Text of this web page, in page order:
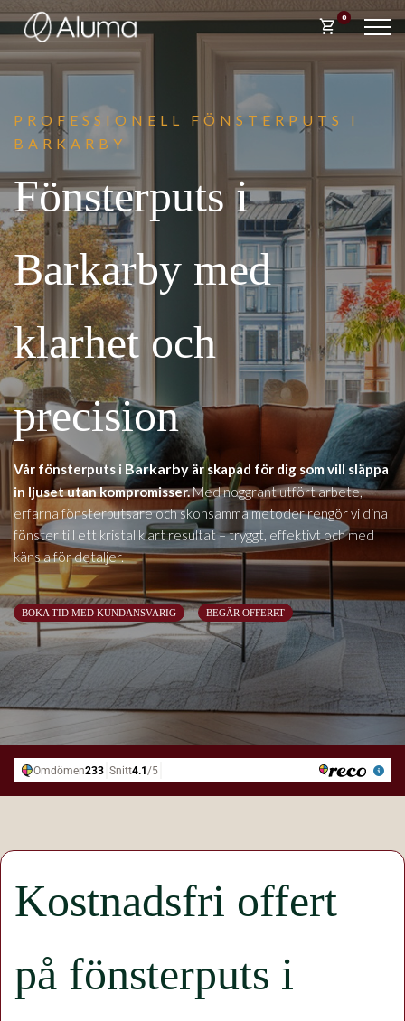
shopping_cart 0
PROFESSIONELL FÖNST ERPUTS I
BARKARBY
Fönsterputs i
Barkarby med
klarhet och
precision
Vår fönsterputs i Barkarby är skapad för dig som vill släppa
in ljuset utan kompromisser.Med noggrant utfört arbete,
erfarna fönsterputsare och skonsamma metoder rengör vi dina
fönster till ett kristallklart resultat – tryggt, effektivt och med
känsla för detaljer.
BOKA TID MED KUNDANSVARIG BEGÄR OFFERRT
Kostnadsfri offert
på fönsterputs i